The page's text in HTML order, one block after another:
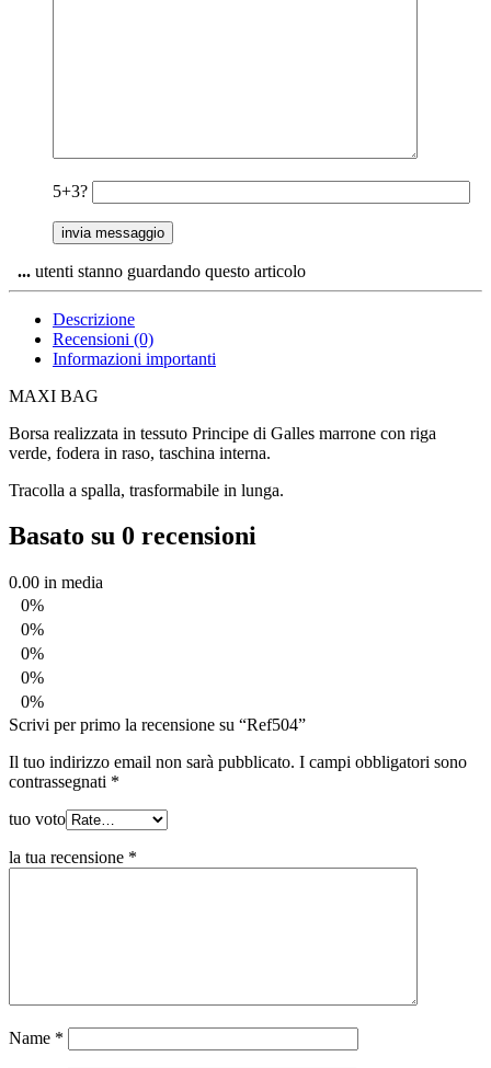
5+3?
... utenti stanno guardando questo articolo
Descrizione
Recensioni (0)
Informazioni importanti
MAXI BAG
Borsa realizzata in tessuto Principe di Galles marrone con riga
verde, fodera in raso, taschina interna.
Tracolla a spalla, trasformabile in lunga.
Basato su 0 recensioni
0.00 in media
0%
0%
0%
0%
0%
Scrivi per primo la recensione su “Ref504”
Il tuo indirizzo email non sarà pubblicato. I campi obbligatori sono
contrassegnati *
tuo voto
la tua recensione *
Name *